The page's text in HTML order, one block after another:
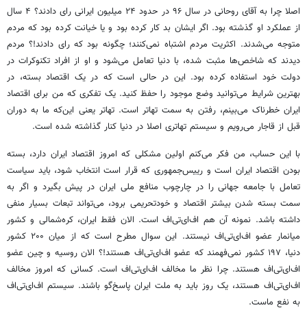
اصلا چرا به آقای روحانی در سال ۹۶ در حدود ۲۴ میلیون ایرانی رای دادند؟ ۴ سال
از عملکرد او گذشته بود. اگر ایشان بد کار کرده بود و یا خیانت کرده بود که مردم
متوجه می‌شدند. اکثریت مردم اشتباه نمی‌کنند؛ چگونه بود که رای دادند!؟ مردم
دیدند که شاخص‌ها مثبت شده، با دنیا تعامل می‌شود و او از افراد تکنوکرات در
دولت خود استفاده کرده بود. این در حالی است که در یک اقتصاد بسته، در
بهترین شرایط می‌توانید وضع موجود را حفظ کنید. یک تفکری که من برای اقتصاد
ایران خطرناک می‌بینم، رفتن به سمت تهاتر است. تهاتر یعنی این‌که ما به دوران
قبل از قاجار می‌رویم و سیستم تهاتری اصلا در دنیا کنار گذاشته شده است.
با این حساب، من فکر می‌کنم اولین مشکلی که امروز اقتصاد ایران دارد، بسته
بودن اقتصاد ایران است و رییس‌جمهوری که قرار است انتخاب شود، باید سیاست
تعامل با جامعه جهانی را در چارچوب منافع ملی ایران در پیش بگیرد و اگر به
سمت بسته شدن بیشتر اقتصاد و خودتحریمی برود، می‌تواند تبعات بسیار منفی
داشته باشد. نمونه آن هم اف‌ای‌تی‌اف است. الان فقط ایران، کره‌شمالی و کشور
میانمار عضو اف‌ای‌تی‌اف نیستند. این سوال مطرح است که از میان ۲۰۰ کشور
دنیا، ۱۹۷ کشور نمی‌فهمند که عضو اف‌ای‌تی‌اف هستند!؟ الان روسیه و چین عضو
اف‌ای‌تی‌اف هستند. چرا نظر ما مخالف اف‌ای‌تی‌اف است. کسانی که امروز مخالف
اف‌ای‌تی‌اف هستند، یک روز باید به ملت ایران پاسخ‌گو باشند. سیستم اف‌ای‌تی‌اف
به نفع ماست.